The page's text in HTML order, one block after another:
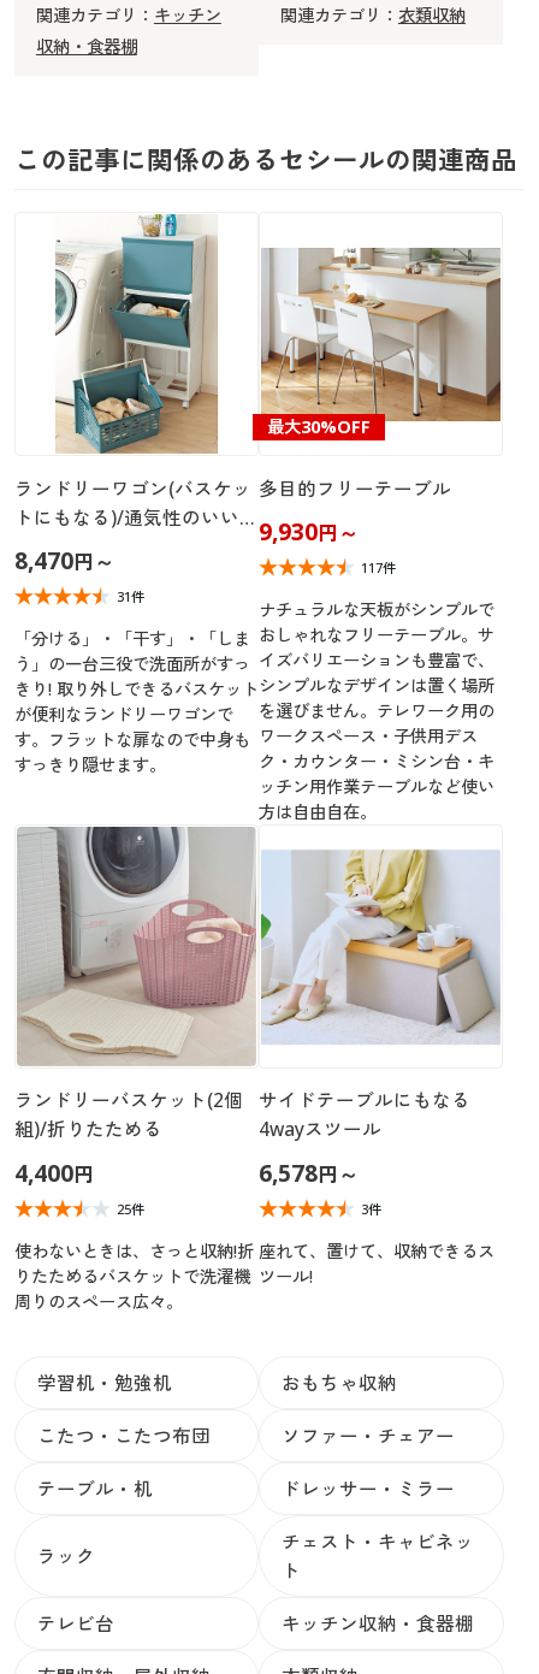
関連カテゴリ： キッチン
収納・食器棚
関連カテゴリ： 衣類収納
この記事に関係のあるセシールの関連商品
ランドリーワゴン(バスケッ
トにもなる)/通気性のいいメ
ッシュ構造
8,470円 ～
31件
「分ける」・「干す」・「しま
う」の一台三役で洗面所がすっ
きり! 取り外しできるバスケット
が便利なランドリーワゴンで
す。フラットな扉なので中身も
すっきり隠せます。
多目的フリーテーブル
最大30%OFF
9,930円～
117件
ナチュラルな天板がシンプルで
おしゃれなフリーテーブル。サ
イズバリエーションも豊富で、
シンプルなデザインは置く場所
を選びません。テレワーク用の
ワークスペース・子供用デス
ク・カウンター・ミシン台・キ
ッチン用作業テーブルなど使い
方は自由自在。
ランドリーバスケット(2個
組)/折りたためる
4,400円
25件
使わないときは、さっと収納!折
りたためるバスケットで洗濯機
周りのスペース広々。
サイドテーブルにもなる
4wayスツール
6,578円 ～
3件
座れて、置けて、収納できるス
ツール!
学習机・勉強机
おもちゃ収納
こたつ・こたつ布団
ソファー・チェアー
テーブル・机
ドレッサー・ミラー
ラック
チェスト・キャビネッ
ト
テレビ台
キッチン収納・食器棚